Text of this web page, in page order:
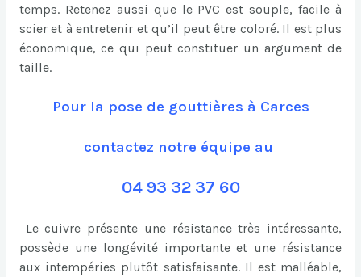
temps. Retenez aussi que le PVC est souple, facile à
scier et à entretenir et qu’il peut être coloré. Il est plus
économique, ce qui peut constituer un argument de
taille.
Pour la pose de gouttières à Carces
contactez notre équipe au
04 93 32 37 60
Le cuivre présente une résistance très intéressante,
possède une longévité importante et une résistance
aux intempéries plutôt satisfaisante. Il est malléable,